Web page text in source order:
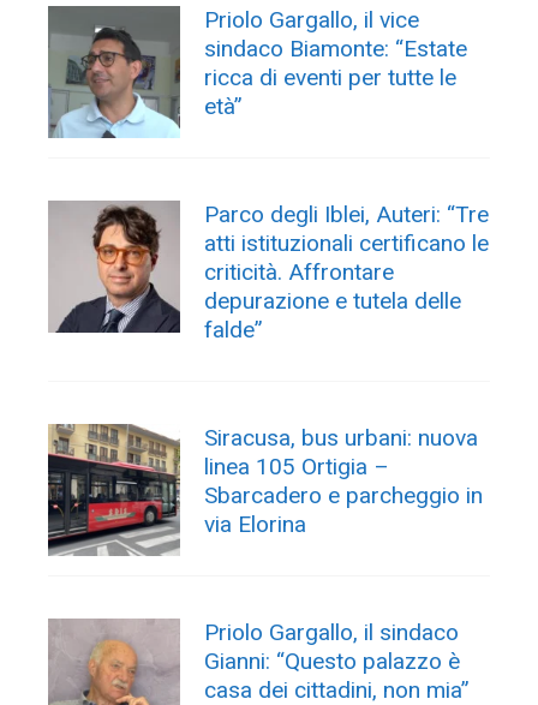
Priolo Gargallo, il vice
sindaco Biamonte: “Estate
ricca di eventi per tutte le
età”
Parco degli Iblei, Auteri: “Tre
atti istituzionali certificano le
criticità. Affrontare
depurazione e tutela delle
falde”
Siracusa, bus urbani: nuova
linea 105 Ortigia –
Sbarcadero e parcheggio in
via Elorina
Priolo Gargallo, il sindaco
Gianni: “Questo palazzo è
casa dei cittadini, non mia”